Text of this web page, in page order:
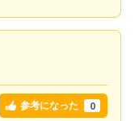
参考になった 0